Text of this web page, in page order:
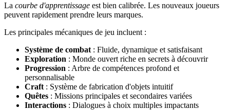
La courbe d'apprentissage est bien calibrée. Les nouveaux joueurs
peuvent rapidement prendre leurs marques.
Les principales mécaniques de jeu incluent :
Système de combat : Fluide, dynamique et satisfaisant
Exploration : Monde ouvert riche en secrets à découvrir
Progression : Arbre de compétences profond et
personnalisable
Craft : Système de fabrication d'objets intuitif
Quêtes : Missions principales et secondaires variées
Interactions : Dialogues à choix multiples impactants